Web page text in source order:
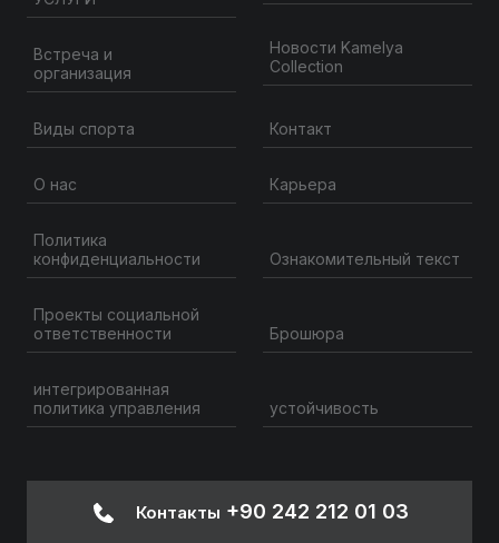
Встреча и
организация
Виды спорта
Новости Kamelya
Collection
Контакт
О нас
Политика
конфиденциальности
Проекты социальной
ответственности
интегрированная
политика управления
Карьера
Ознакомительный текст
Брошюра
устойчивость
Контакты +90 242 212 01 03